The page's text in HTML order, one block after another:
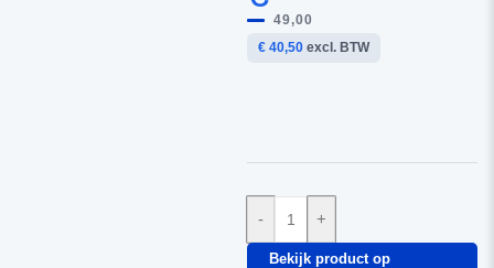
49,00
€ 40,50excl. BTW
- +
Bekijk product op